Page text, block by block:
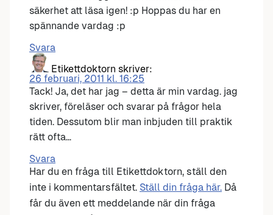
säkerhet att läsa igen! :p Hoppas du har en
spännande vardag :p
Svara
Etikettdoktorn skriver:
26 februari, 2011 kl. 16:25
Tack! Ja, det har jag – detta är min vardag. jag
skriver, föreläser och svarar på frågor hela
tiden. Dessutom blir man inbjuden till praktik
rätt ofta…
Svara
Har du en fråga till Etikettdoktorn, ställ den
inte i kommentarsfältet. Ställ din fråga här. Då
får du även ett meddelande när din fråga